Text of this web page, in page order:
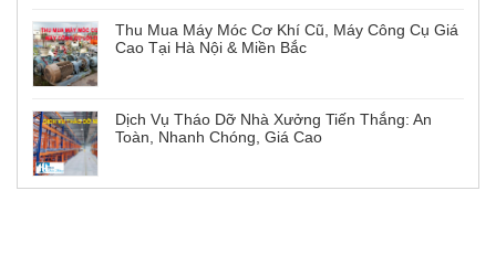
Thu Mua Máy Móc Cơ Khí Cũ, Máy Công Cụ Giá
Cao Tại Hà Nội & Miền Bắc
Dịch Vụ Tháo Dỡ Nhà Xưởng Tiến Thắng: An
Toàn, Nhanh Chóng, Giá Cao